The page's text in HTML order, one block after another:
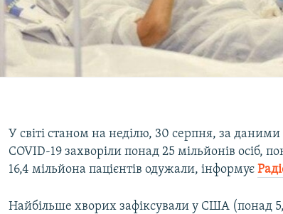
У світі станом на неділю, 30 серпня, за
COVID-19 захворіли понад 25 мільйонів осіб,
16,4 мільйона пацієнтів одужали, інформує
Найбільше хворих зафіксували у США (понад